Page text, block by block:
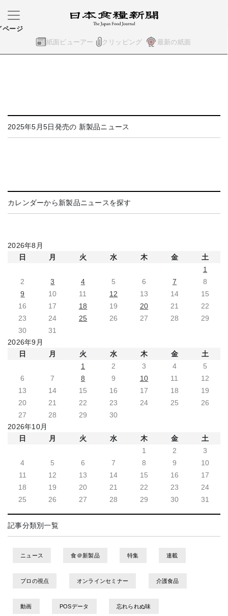
紙面ビューアー クリッピング 最新の紙面
ページ
2025年5月5日発売の 新製品ニュース
カレンダーから新製品ニュースを探す
2026年8月
日
月 火 水 木 金
土
1
2
3 4 5 6 7
8
9
10 11 12 13 14
15
16
17 18 19 20 21
22
23
24 25 26 27 28
29
30
31
2026年9月
日
月 火 水 木 金
土
1
2 3 4
5
6
7 8 9 10 11
12
13
14 15 16 17 18
19
20
21 22 23 24 25
26
27
28 29
30
2026年10月
日
月 火 水 木 金
土
1
2
3
4
5 6 7 8 9
10
11
12 13 14 15 16
17
18
19 20 21 22 23
24
25
26 27 28 29 30 31
記事分類別一覧
ニュース 食＠新製品 特集 連載
プロの視点 オンラインセミナー 介護食品
動画 POSデータ 忘れられぬ味